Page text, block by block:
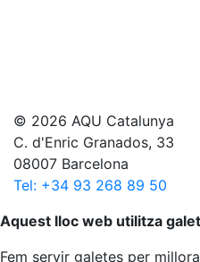
© 2026 AQU Catalunya
C. d'Enric Granados, 33
08007 Barcelona
Tel: +34 93 268 89 50
Anar al principi
Aquest lloc web utilitza
Fem servir galetes per